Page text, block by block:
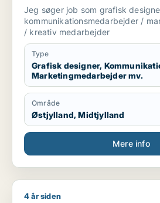
marketingmedarbejder /
medarbejder
Jeg søger job som grafisk
kommunikationsmedarbejder /
/ kreativ medarbejder
Type
Grafisk designer,
Marketingmedarbejder mv.
Område
Østjylland, Midtjylland
Mere info
Christina søger job som arkitekt
4 år siden